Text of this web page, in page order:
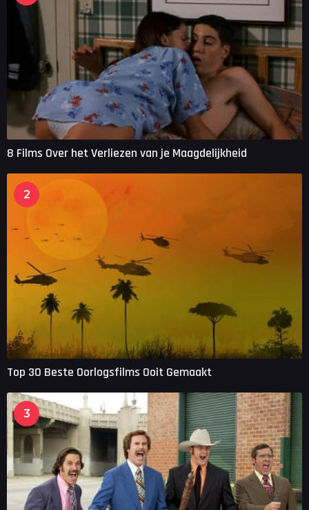
8 Films Over het Verliezen van je Maagdelijkheid
2
Top 30 Beste Oorlogsfilms Ooit Gemaakt
3